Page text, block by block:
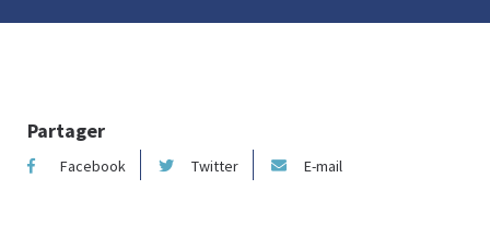
Partager
Facebook Twitter E-mail